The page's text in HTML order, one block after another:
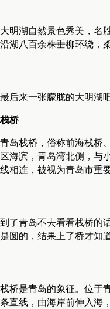
大明湖自然景色秀美，名
沿湖八百余株垂柳环绕，
最后来一张朦胧的大明湖吧
栈桥
青岛栈桥，俗称前海栈桥
区海滨，青岛湾北侧，与
线相连，被视为青岛市重要
到了青岛不去看看栈桥的
是圆的，结果上了桥才知
栈桥是青岛的象征。位于
条直线，由海岸前伸入海